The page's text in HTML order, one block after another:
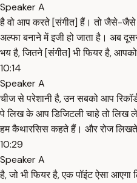
Speaker A
है वो आप करते [संगीत] हैं। तो जैसे-
अल्फा बनाने में इजी हो जाता है। अब
भय है, जितने [संगीत] भी फियर है,
10:14
Speaker A
चीज से परेशानी है, उन सबको आप
पे लिख के आप डिजिटली चाहे तो लिख
हम कैथारसिस कहते हैं। और रोज लिखते
10:29
Speaker A
है, जो भी फियर है, एक पॉइंट ऐसा